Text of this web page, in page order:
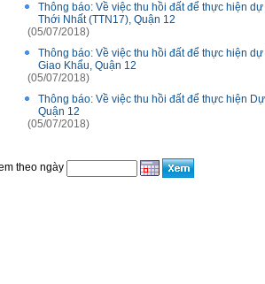
Thông báo: Về việc thu hồi đất để thực hiện
Thới Nhất (TTN17), Quận 12
(05/07/2018)
Thông báo: Về việc thu hồi đất để thực hiện
Giao Khẩu, Quận 12
(05/07/2018)
Thông báo: Về việc thu hồi đất để thực hiện
Quận 12
(05/07/2018)
theo ngày